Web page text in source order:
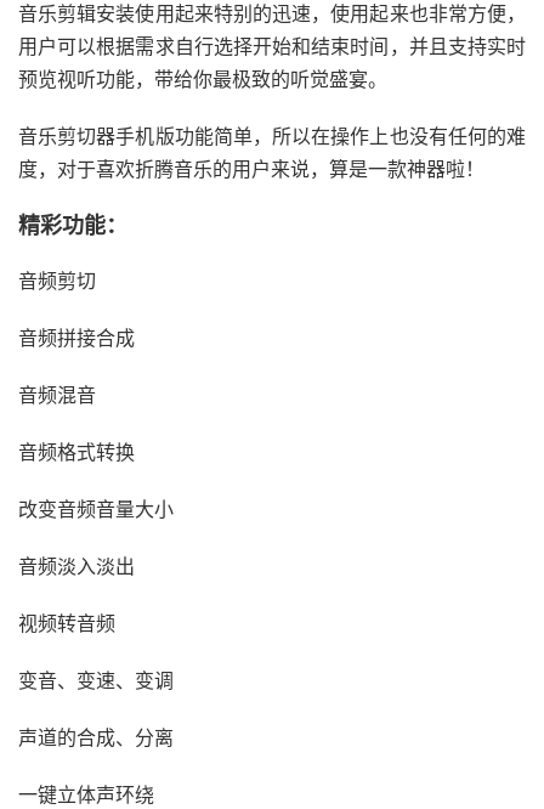
音乐剪辑安装使用起来特别的迅速，使用起来也非常方便，
用户可以根据需求自行选择开始和结束时间，并且支持实时
预览视听功能，带给你最极致的听觉盛宴。
音乐剪切器手机版功能简单，所以在操作上也没有任何的难
度，对于喜欢折腾音乐的用户来说，算是一款神器啦！
精彩功能：
音频剪切
音频拼接合成
音频混音
音频格式转换
改变音频音量大小
音频淡入淡出
视频转音频
变音、变速、变调
声道的合成、分离
一键立体声环绕